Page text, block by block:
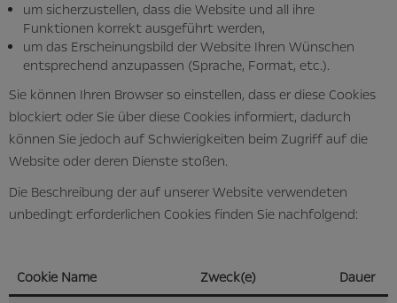
um sicherzustellen, dass die Website und all ihre
Funktionen korrekt ausgeführt werden,
um das Erscheinungsbild der Website Ihren Wünschen
entsprechend anzupassen (Sprache, Format, etc.).
Sie können Ihren Browser so einstellen, dass er diese Cookies
blockiert oder Sie über diese Cookies informiert, dadurch
können Sie jedoch auf Schwierigkeiten beim Zugriff auf die
Website oder deren Dienste stoßen.
Die Beschreibung der auf unserer Website verwendeten
unbedingt erforderlichen Cookies finden Sie nachfolgend:
Cookie Name Zweck(e) Dauer